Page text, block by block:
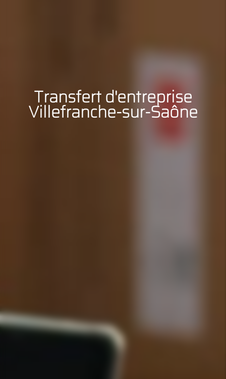
Transfert d'entreprise
Villefranche-sur-Saône